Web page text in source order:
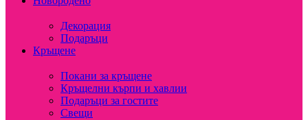
Декорация
Подаръци
Кръщене
Покани за кръщене
Кръщелни кърпи и хавлии
Подаръци за гостите
Свещи